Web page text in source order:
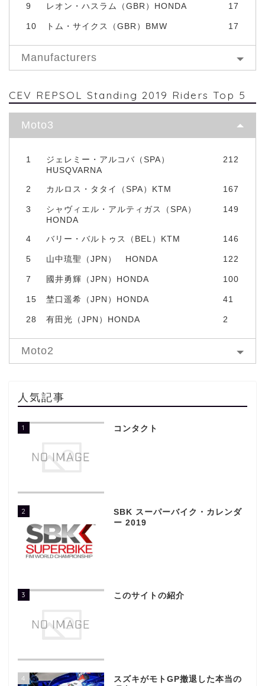
9 レオン・ハスラム（GBR）HONDA 17
10 トム・サイクス（GBR）BMW 17
Manufacturers
CEV REPSOL Standing 2019 Riders Top 5
Moto3
1
ジェレミー・アルコバ（SPA）
HUSQVARNA
212
2 カルロス・タタイ（SPA）KTM 167
3
シャヴィエル・アルティガス（SPA）
HONDA
149
4 バリー・バルトゥス（BEL）KTM 146
5 山中琉聖（JPN） HONDA 122
7 國井勇輝（JPN）HONDA 100
15 埜口遥希（JPN）HONDA 41
28 有田光（JPN）HONDA 2
Moto2
人気記事
1 コンタクト
2
SBK スーパーバイク・カレンダ
ー 2019
3 このサイトの紹介
4
スズキがモトGP撤退した本当の